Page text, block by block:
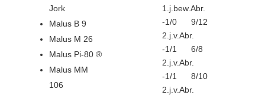
Jork
Malus B 9
Malus M 26
Malus Pi-80 ®
Malus MM
106
1.j.bew.Abr.
-1/0 9/12
2.j.v.Abr.
-1/1 6/8
2.j.v.Abr.
-1/1 8/10
2.j.v.Abr.